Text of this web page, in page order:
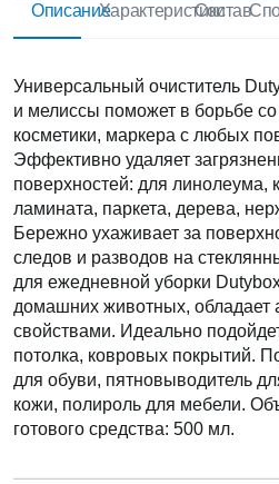
ОписаниеХарактеристики
Состав
Универсальный очиститель
и мелиссы поможет в борьбе со
косметики, маркера с любых
Эффективно удаляет
поверхностей: для линолеума,
ламината, паркета, дерева,
Бережно ухаживает за
следов и разводов на
для ежедневной уборки
домашних животных, обладает
свойствами. Идеально
потолка, ковровых покрытий.
для обуви, пятновыводитель
кожи, полироль для мебели.
готового средства: 500 мл.